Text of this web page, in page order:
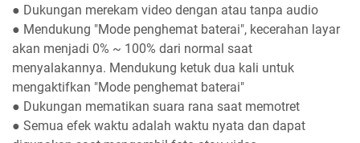
● Dukungan merekam video dengan atau tanpa audio
● Mendukung "Mode penghemat baterai", kecerahan layar
akan menjadi 0% ~ 100% dari normal saat
menyalakannya. Mendukung ketuk dua kali untuk
mengaktifkan "Mode penghemat baterai"
● Dukungan mematikan suara rana saat memotret
● Semua efek waktu adalah waktu nyata dan dapat